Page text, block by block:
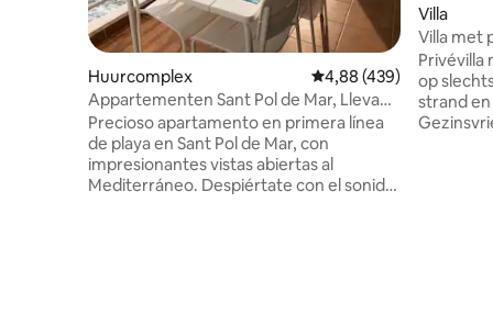
Huurcomplex Gemiddelde
4,88 (439)
Appartementen Sant Pol de Mar, Llevant:
Apparte...
Precioso apartamento en primera línea
de playa en Sant Pol de Mar, con
impresionantes vistas abiertas al
Mediterráneo. Despiértate con el sonido
Villa
Villa met
Privévilla
op
strand